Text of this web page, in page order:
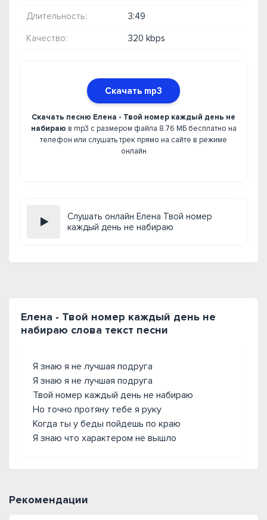
Длительность: 3:49
Качество: 320 kbps
Скачать mp3
Скачать песню Елена - Твой номер каждый день не
набираю в mp3 с размером файла 8.76 МБ бесплатно на
телефон или слушать трек прямо на сайте в режиме
онлайн
Слушать онлайн Елена Твой номер
каждый день не набираю
Елена - Твой номер каждый день не
набираю слова текст песни
Я знаю я не лучшая подруга
Я знаю я не лучшая подруга
Твой номер каждый день не набираю
Но точно протяну тебе я руку
Когда ты у беды пойдешь по краю
Я знаю что характером не вышло
Рекомендации